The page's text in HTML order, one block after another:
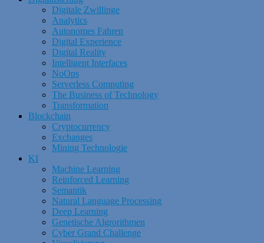
Digitale Zwillinge
Analytics
Autonomes Fahren
Digital Experience
Digital Reality
Intelligent Interfaces
NoOps
Serverless Computing
The Business of Technology
Transformation
Blockchain
Cryptocurrency
Exchanges
Mining Technologie
KI
Machine Learning
Reinforced Learning
Semantik
Natural Language Processing
Deep Learning
Genetische Algrorithmen
Cyber Grand Challenge